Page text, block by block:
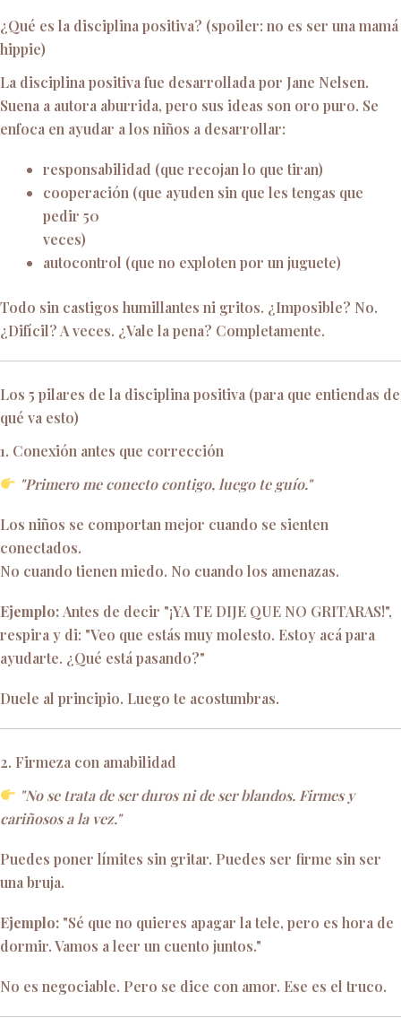
¿Qué es la disciplina positiva? (spoiler: no es ser una mamá
hippie)
La disciplina positiva fue desarrollada por Jane Nelsen.
Suena a autora aburrida, pero sus ideas son oro puro. Se
enfoca en ayudar a los niños a desarrollar:
responsabilidad (que recojan lo que tiran)
cooperación (que ayuden sin que les tengas que
pedir 50
veces)
autocontrol (que no exploten por un juguete)
Todo sin castigos humillantes ni gritos. ¿Imposible? No.
¿Difícil? A veces. ¿Vale la pena? Completamente.
Los 5 pilares de la disciplina positiva (para que entiendas de
qué va esto)
1. Conexión antes que corrección
"Primero me conecto contigo, luego te guío."
Los niños se comportan mejor cuando se sienten
conectados.
No cuando tienen miedo. No cuando los amenazas.
Ejemplo:Antes de decir "¡YA TE DIJE QUE NO GRITARAS!",
respira y di: "Veo que estás muy molesto. Estoy acá para
ayudarte. ¿Qué está pasando?"
Duele al principio. Luego te acostumbras.
2. Firmeza con amabilidad
"No se trata de ser duros ni de ser blandos. Firmes y
cariñosos a la vez."
Puedes poner límites sin gritar. Puedes ser firme sin ser
una bruja.
Ejemplo: "Sé que no quieres apagar la tele, pero es hora de
dormir. Vamos a leer un cuento juntos."
No es negociable. Pero se dice con amor. Ese es el truco.